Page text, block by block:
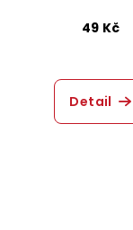
49 Kč
Detail